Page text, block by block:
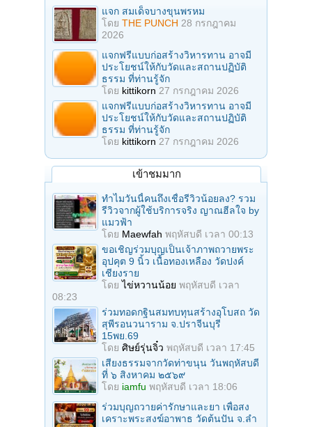
แจก สมเด็จบางขุนพรหม
โดย THE PUNCH 28 กรกฎาคม
2026
แจกฟรีแบบก่อสร้างวิหารทาน อาจมี
ประโยชน์ให้กับวัดและสถานปฏิบัติ
ธรรม ที่ท่านรู้จัก
โดย kittikorn 27 กรกฎาคม 2026
แจกฟรีแบบก่อสร้างวิหารทาน อาจมี
ประโยชน์ให้กับวัดและสถานปฏิบัติ
ธรรม ที่ท่านรู้จัก
โดย kittikorn 27 กรกฎาคม 2026
เข้าชมมาก
ทำไมวันนี้คนถึงเชื่อรีวิวน้อยลง? รวม
รีวิวจากผู้ใช้บริการจริง ญาณฮีลใจ by
แมวฟ้า
โดย Maewfah พฤหัสบดี เวลา 00:13
ขอเชิญร่วมบุญเป็นเจ้าภาพถวายพระ
อุปคุต 9 นิ้ว เนื้อทองเหลือง วัดปงค์
เชียงราย
โดยไข่หวานน้อย พฤหัสบดี เวลา
08:23
ร่วมทอดกฐินสมทบทุนสร้างอุโบสถ วัด
สุพีรอนวนาราม จ.ปราจีนบุรี
15พย.69
โดย ศิษย์รุ่นจิ๋ว พฤหัสบดี เวลา 17:45
เสียงธรรมจากวัดท่าขนุน วันพฤหัสบดี
ที่ ๖ สิงหาคม ๒๕๖๙
โดย iamfu พฤหัสบดี เวลา 18:06
ร่วมบุญถวายค่ารักษาและยา เพื่อสง
เคราะพระสงฆ์อาพาธ วัดต้นปัน จ.ลํา